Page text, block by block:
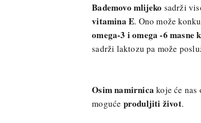
Bademovo mlijeko sadrži
vitamina E. Ono može
omega-3 i omega -6 masne
sadrži laktozu pa može
Osim namirnica koje će
moguće produljiti život.